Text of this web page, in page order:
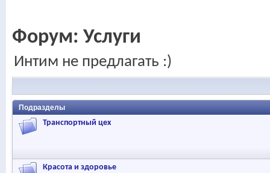
Форум: Услуги
Интим не предлагать :)
Подразделы
Транспортный цех
Красота и здоровье